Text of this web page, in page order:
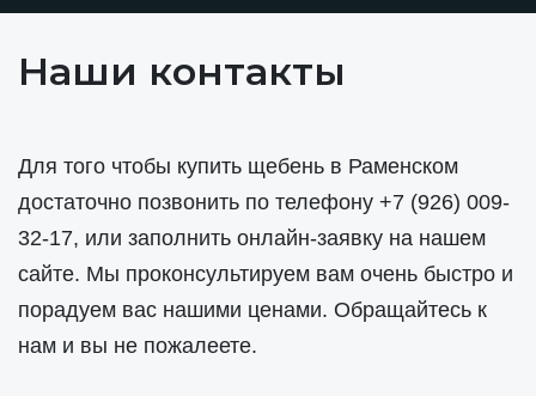
Наши контакты
Для того чтобы купить щебень в Раменском
достаточно позвонить по телефону +7 (926) 009-
32-17, или заполнить онлайн-заявку на нашем
сайте. Мы проконсультируем вам очень быстро и
порадуем вас нашими ценами. Обращайтесь к
нам и вы не пожалеете.